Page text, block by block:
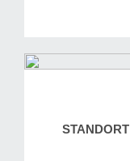
STANDORT